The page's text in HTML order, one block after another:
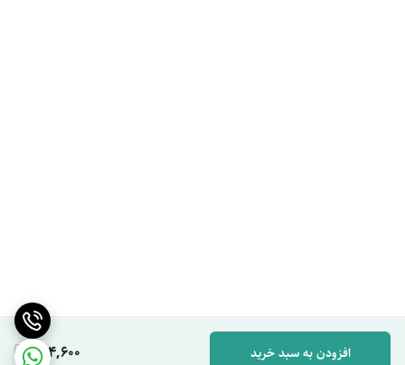
264,600 افزودن به سبد خرید